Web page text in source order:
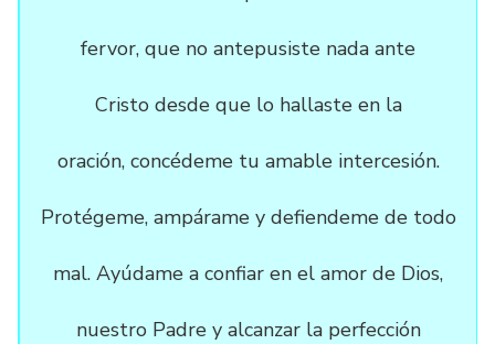
fervor, que no antepusiste nada ante
Cristo desde que lo hallaste en la
oración, concédeme tu amable intercesión.
Protégeme, ampárame y defiendeme de todo
mal. Ayúdame a confiar en el amor de Dios,
nuestro Padre y alcanzar la perfección